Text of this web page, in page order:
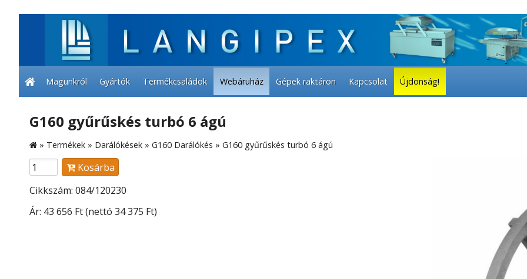
Magunkról Gyártók Termékcsaládok Webáruház Gépek raktáron Kapcsolat Újdonság!
G160 gyűrűskés turbó 6 ágú
» Termékek » Darálókések » G160 Darálókés » G160 gyűrűskés turbó 6 ágú
Kosárba
Cikkszám: 084/120230
Ár: 43 656 Ft(nettó 34 375 Ft)